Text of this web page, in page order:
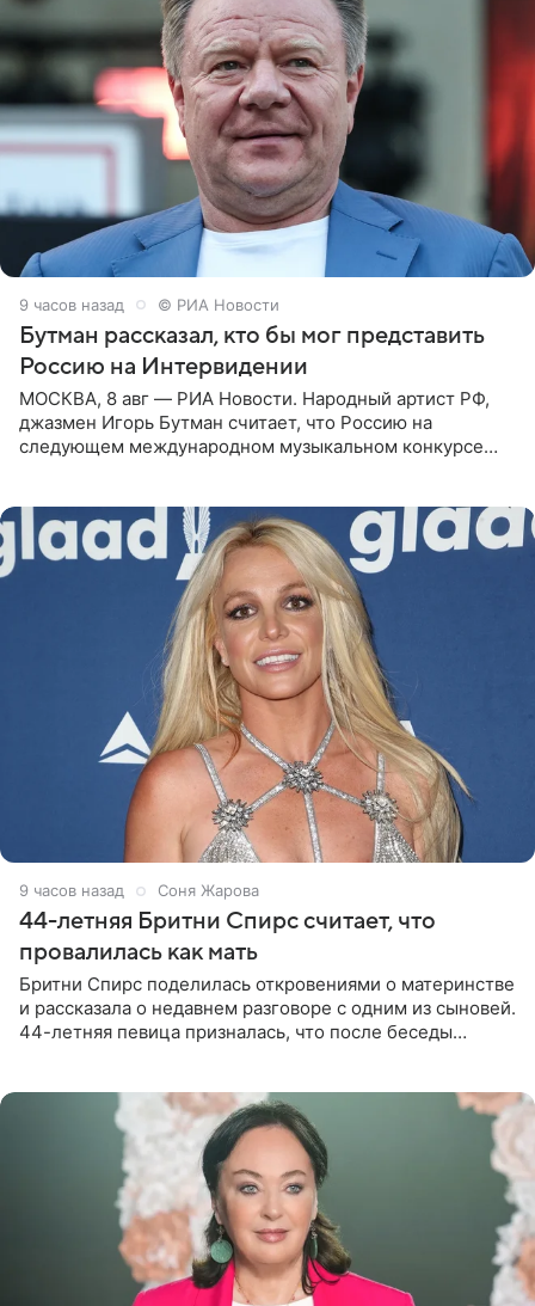
9 часов назад © РИА Новости
Бутман рассказал, кто бы мог представить
Россию на Интервидении
МОСКВА, 8 авг — РИА Новости. Народный артист РФ,
джазмен Игорь Бутман считает, что Россию на
следующем международном музыкальном конкурсе
9 часов назад Соня Жарова
44-летняя Бритни Спирс считает, что
провалилась как мать
Бритни Спирс поделилась откровениями о материнстве
и рассказала о недавнем разговоре с одним из сыновей.
44-летняя певица призналась, что после беседы